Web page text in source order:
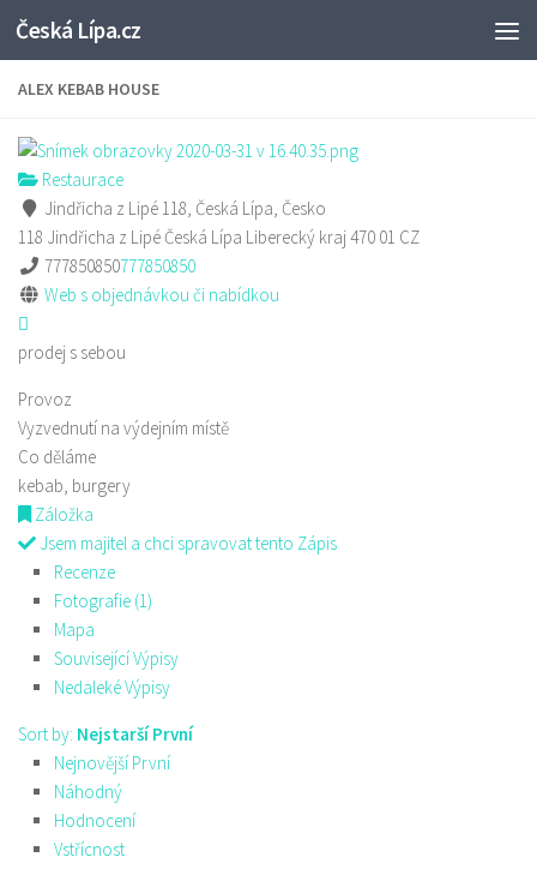
Skip to content
Česká Lípa.cz
ALEX KEBAB HOUSE
Restaurace
Jindřicha z Lipé 118, Česká Lípa, Česko
118 Jindřicha z Lipé Česká Lípa Liberecký kraj470 01 CZ
777850850777850850
Web s objednávkou či nabídkou
prodej s sebou
Provoz
Vyzvednutí na výdejním místě
Co děláme
kebab, burgery
Záložka
Jsem majitel a chci spravovat tento Zápis
Recenze
Fotografie (1)
Mapa
Související Výpisy
Nedaleké Výpisy
Sort by: Nejstarší První
Nejnovější První
Náhodný
Hodnocení
Vstřícnost